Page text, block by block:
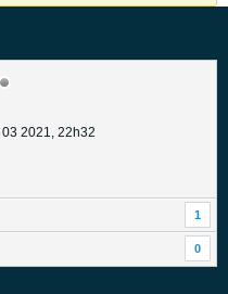
2021, 22h32
1
0